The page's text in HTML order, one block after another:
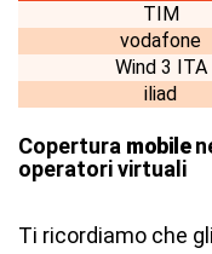
TIM
vodafone
Wind 3 ITA
iliad
Copertura mobile
operatori virtuali
Ti ricordiamo che gli